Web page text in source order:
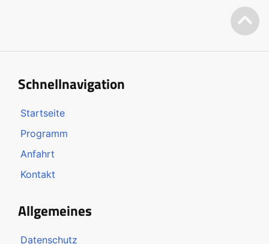
Schnellnavigation
Startseite
Programm
Anfahrt
Kontakt
Allgemeines
Datenschutz